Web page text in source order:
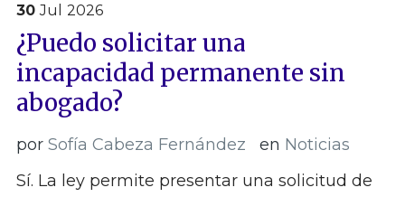
30 Jul 2026
¿Puedo solicitar una
incapacidad permanente sin
abogado?
por Sofía Cabeza Fernández en Noticias
Sí. La ley permite presentar una solicitud de